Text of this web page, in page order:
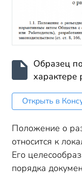
Образец
характере
Открыть в
Положение о
относится к
Его
порядка